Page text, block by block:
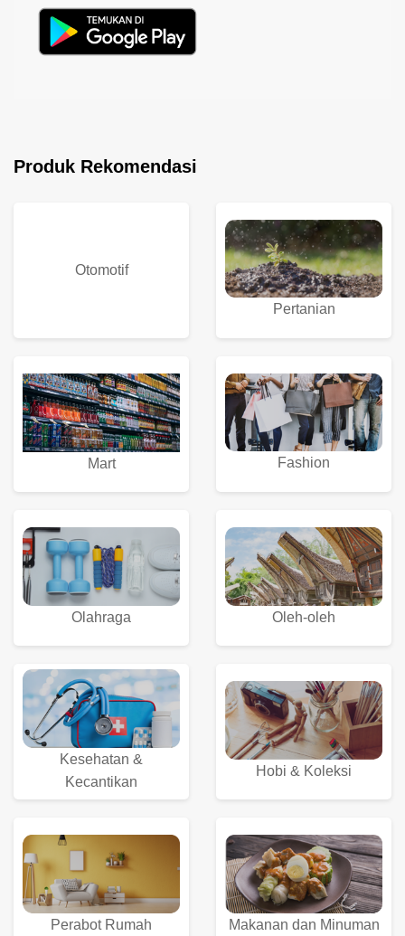
Produk Rekomendasi
Otomotif
Pertanian
Mart Fashion
Olahraga Oleh-oleh
Kesehatan &
Kecantikan
Hobi & Koleksi
Perabot Rumah Makanan dan Minuman